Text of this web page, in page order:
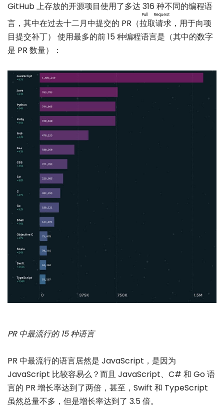
GitHub 上存放的开源项目使用了多达 316 种不同的编程语
言，其中在过去十二月中提交的 PR（拉取请求
Pull Request
，用于向项
目提交补丁） 使用最多的前 15 种编程语言是（其中的数字
是 PR 数量）：
PR 中最流行的 15 种语言
PR 中最流行的语言居然是 JavaScript，是因为
JavaScript 比较容易么？而且 JavaScript、C# 和 Go 语
言的 PR 增长率达到了两倍，甚至，Swift 和 TypeScript
虽然总量不多，但是增长率达到了 3.5 倍。